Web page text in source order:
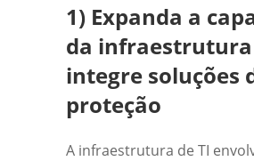
1) Expanda a
da infraestrutura
integre soluções
proteção
A infraestrutura de TI